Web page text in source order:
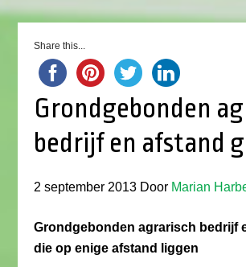
Share this...
Grondgebonden
bedrijf en afstand
2 september 2013 Door Marian
Grondgebonden agrarisch bedrijf
die op enige afstand liggen